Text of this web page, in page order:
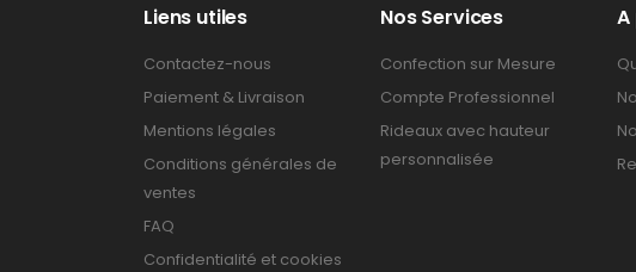
Liens utiles
Contactez-nous
Paiement & Livraison
Mentions légales
Conditions générales de
ventes
FAQ
Confidentialité et cookies
Nos Services
Confection sur Mesure
Compte Professionnel
Rideaux avec hauteur
personnalisée